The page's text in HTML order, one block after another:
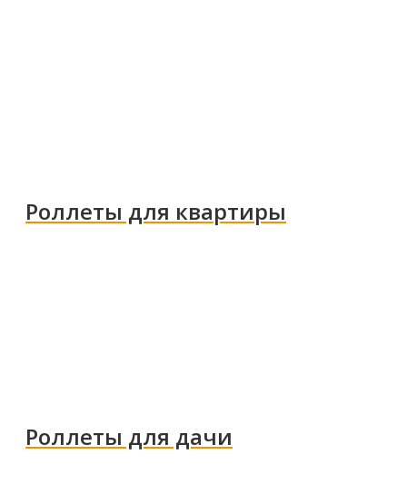
Роллеты для квартиры
Роллеты для дачи